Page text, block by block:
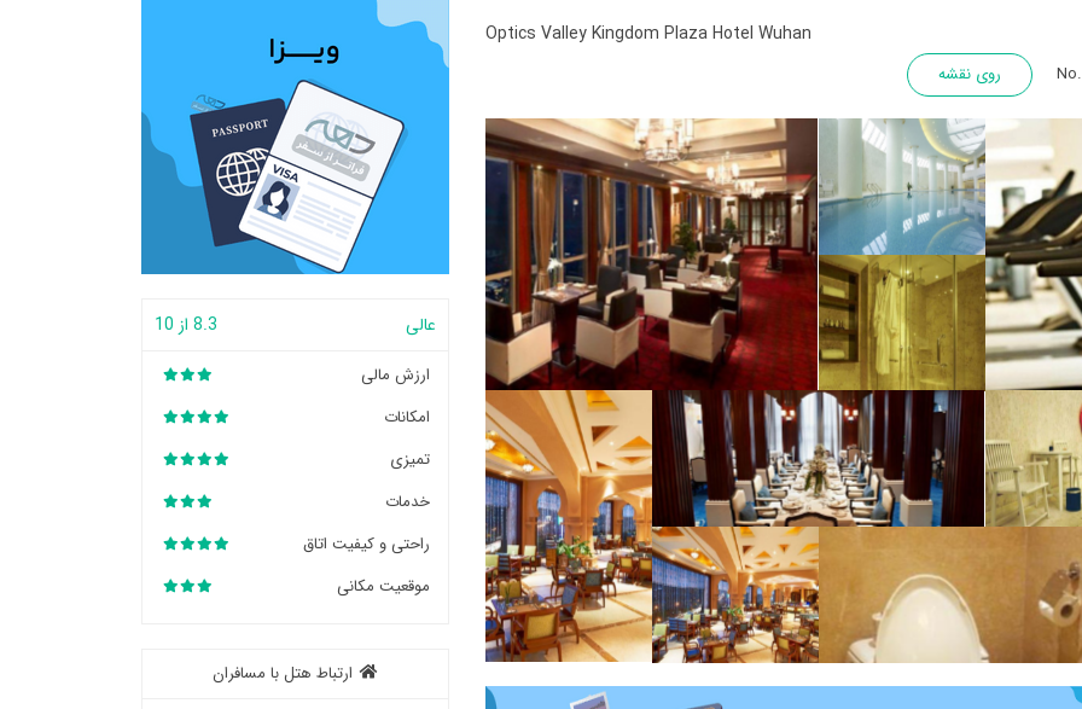
Optics Valley Kingdom Plaza Hotel Wuhan
روی نقشه
عالی 8.3 از 10
ارزش مالی
امکانات
تمیزی
خدمات
راحتی و کیفیت اتاق
موقعیت مکانی
ارتباط هتل با مسافران